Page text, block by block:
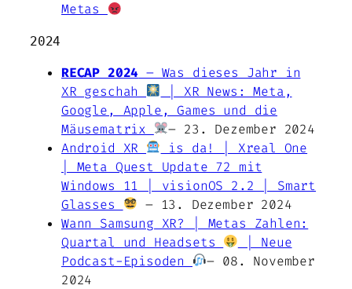
Metas
2024
RECAP 2024 – Was dieses Jahr in
XR geschah
| XR News: Meta,
Google, Apple, Games und die
Mäusematrix
– 23. Dezember 2024
Android XR
is da! | Xreal One
| Meta Quest Update 72 mit
Windows 11 | visionOS 2.2 | Smart
Glasses
– 13. Dezember 2024
Wann Samsung XR? | Metas Zahlen:
Quartal und Headsets
| Neue
Podcast-Episoden
– 08. November
2024